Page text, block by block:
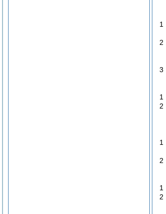
1
2
3
1
2
1
2
1
2